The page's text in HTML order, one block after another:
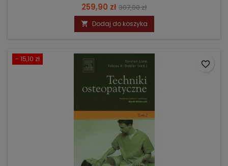
Cena
259,90 zł Cena
podstawowa
307,00 zł
 Dodaj do koszyka
- 15,10 zł
favorite_border